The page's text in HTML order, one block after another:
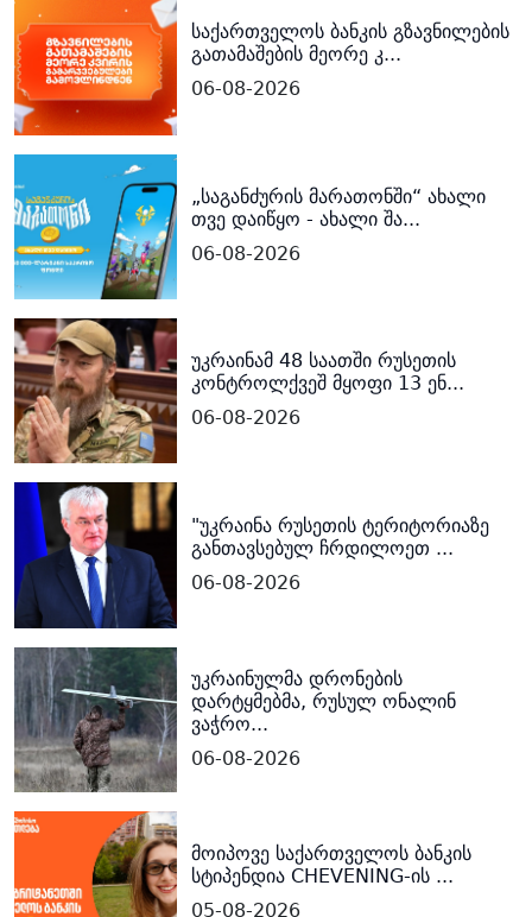
საქართველოს ბანკის გზავნილების
გათამაშების მეორე კ...
06-08-2026
„საგანძურის მარათონში“ ახალი
თვე დაიწყო - ახალი შა...
06-08-2026
უკრაინამ 48 საათში რუსეთის
კონტროლქვეშ მყოფი 13 ენ...
06-08-2026
"უკრაინა რუსეთის ტერიტორიაზე
განთავსებულ ჩრდილოეთ ...
06-08-2026
უკრაინულმა დრონების
დარტყმებმა, რუსულ ონალინ
ვაჭრო...
06-08-2026
მოიპოვე საქართველოს ბანკის
სტიპენდია CHEVENING-ის ...
05-08-2026